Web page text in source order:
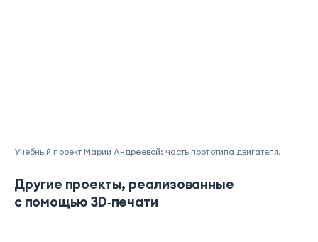
Учебный проект Марии Андреевой: часть прототипа двигателя.
Другие проекты, реализованные
с помощью 3D‑печати